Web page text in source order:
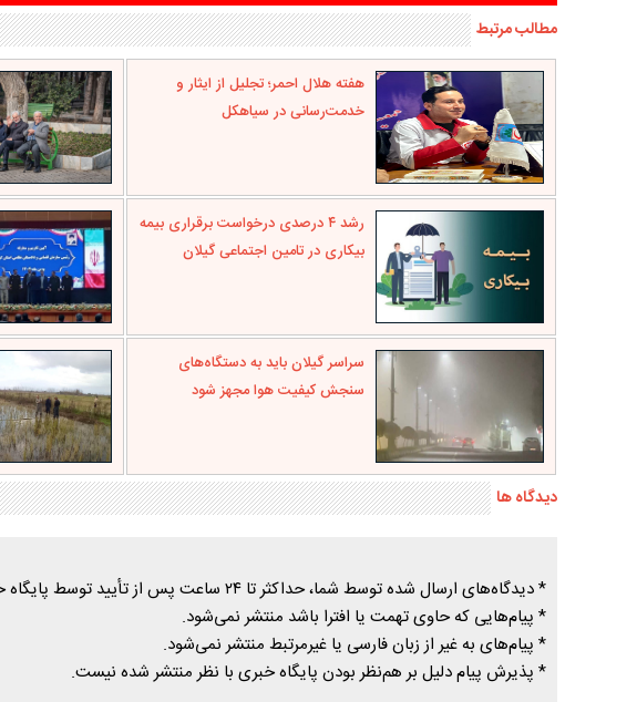
مطالب مرتبط
هفته هلال احمر؛ تجلیل از ایثار و
خدمت‌رسانی در سیاهکل
رشد ۴ درصدی درخواست برقراری بیمه
بیکاری در تامین اجتماعی گیلان
سراسر گیلان باید به دستگاه‌های
سنجش کیفیت هوا مجهز شود
دیدگاه ها
* دیدگاه‌های ارسال شده توسط شما، حداکثر تا ۲۴ ساعت پس از تأیید توسط پایگاه خبری درسیاهکل منتشر می‌شود.
* پیام‌هایی که حاوی تهمت یا افترا باشد منتشر نمی‌شود.
* پیام‌های به غیر از زبان فارسی یا غیرمرتبط منتشر نمی‌شود.
* پذیرش پیام دلیل بر هم‌نظر بودن پایگاه خبری با نظر منتشر شده نیست.